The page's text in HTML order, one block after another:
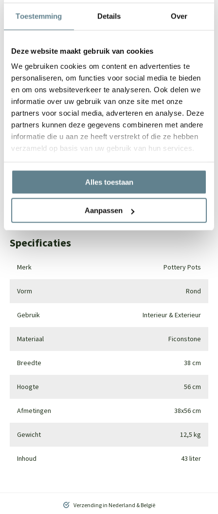
Toestemming Details Over
Deze website maakt gebruik van cookies
We gebruiken cookies om content en advertenties te
personaliseren, om functies voor social media te bieden
en om ons websiteverkeer te analyseren. Ook delen we
informatie over uw gebruik van onze site met onze
partners voor social media, adverteren en analyse. Deze
partners kunnen deze gegevens combineren met andere
informatie die u aan ze heeft verstrekt of die ze hebben
verzameld op basis van uw gebruik van hun services.
Alles toestaan
Aanpassen
vies geworden kun je deze het best schoonmaken met een zachte
borstel of doek en met lauw water. Gebruik
We staan voor je klaar
Wil je advies of heb je een vraag? Neem contact op met ons
Start chat
info@polyesterplantenbakken.nl
Whatsapp0344-228104
Specificaties
Merk Pottery Pots
Vorm Rond
Gebruik Interieur & Exterieur
Materiaal Ficonstone
Breedte 38 cm
Hoogte 56 cm
Afmetingen 38x56 cm
Gewicht 12,5 kg
Inhoud 43 liter
Verzending in Nederland & België